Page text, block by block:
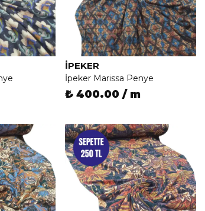
İPEKER
İpeker Marissa Penye
₺ 400.00 / m